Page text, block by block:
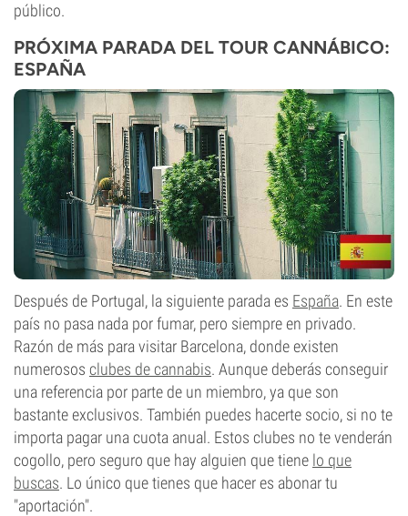
público.
PRÓXIMA PARADA DEL TOUR CANNÁBICO:
ESPAÑA
Después de Portugal, la siguiente parada es España. En este
país no pasa nada por fumar, pero siempre en privado.
Razón de más para visitar Barcelona, donde existen
numerosos clubes de cannabis. Aunque deberás conseguir
una referencia por parte de un miembro, ya que son
bastante exclusivos. También puedes hacerte socio, si no te
importa pagar una cuota anual. Estos clubes no te venderán
cogollo, pero seguro que hay alguien que tiene lo que
buscas. Lo único que tienes que hacer es abonar tu
"aportación".